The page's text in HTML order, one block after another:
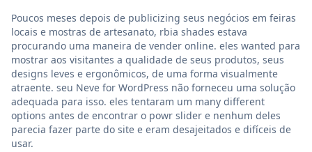
Poucos meses depois de publicizing seus negócios em feiras
locais e mostras de artesanato, rbia shades estava
procurando uma maneira de vender online. eles wanted para
mostrar aos visitantes a qualidade de seus produtos, seus
designs leves e ergonômicos, de uma forma visualmente
atraente. seu Neve for WordPress não forneceu uma solução
adequada para isso. eles tentaram um many different
options antes de encontrar o powr slider e nenhum deles
parecia fazer parte do site e eram desajeitados e difíceis de
usar.